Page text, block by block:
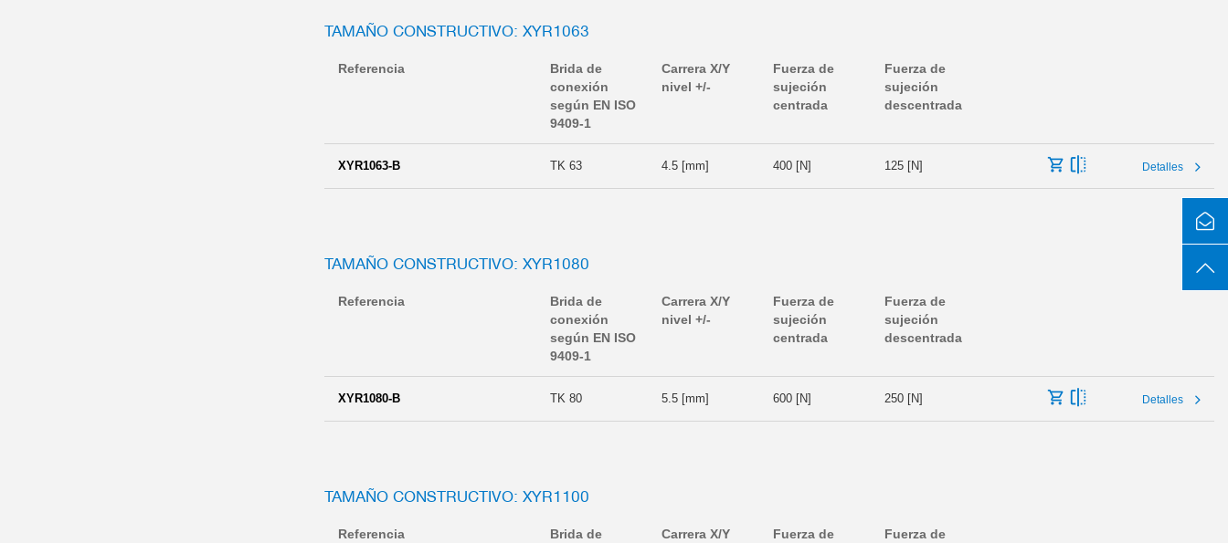
TAMAÑO CONSTRUCTIVO: XYR1063
Referencia
Brida de
conexión
según EN ISO
9409-1
Carrera X/Y
nivel +/-
Fuerza de
sujeción
centrada
Fuerza de
sujeción
descentrada
XYR1063-B TK 63 4.5 [mm] 400 [N] 125 [N] Detalles
TAMAÑO CONSTRUCTIVO: XYR1080
Referencia
Brida de
conexión
según EN ISO
9409-1
Carrera X/Y
nivel +/-
Fuerza de
sujeción
centrada
Fuerza de
sujeción
descentrada
XYR1080-B TK 80 5.5 [mm] 600 [N] 250 [N] Detalles
TAMAÑO CONSTRUCTIVO: XYR1100
Referencia
Brida de
Carrera X/Y
Fuerza de
Fuerza de